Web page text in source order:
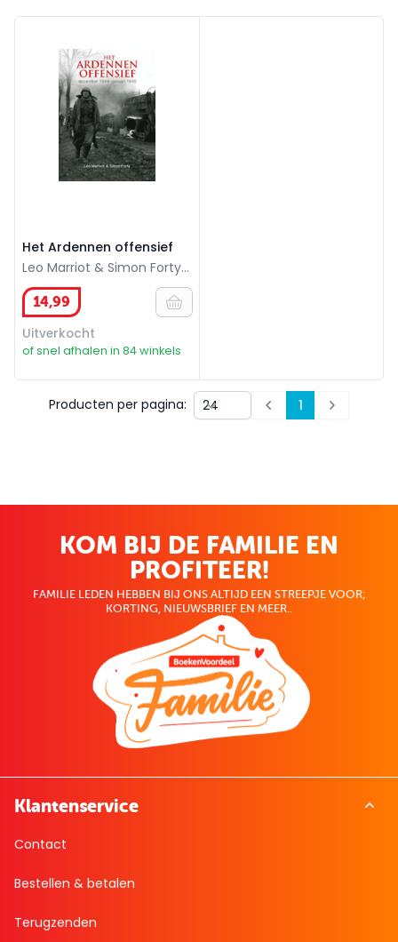
Het Ardennen offensief
Leo Marriot & Simon Forty,
192 blz.
14,99
Uitverkocht
of snel afhalen in 84 winkels
Producten per pagina: Prev 1 Next
KOM BIJ DE FAMILIE EN
PROFITEER!
FAMILIE LEDEN HEBBEN BIJ ONS ALTIJD EEN STREEPJE VOOR;
KORTING, NIEUWSBRIEF EN MEER..
Klantenservice
Contact
Bestellen & betalen
Terugzenden